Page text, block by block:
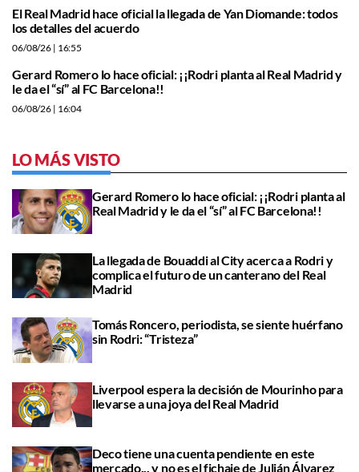
El Real Madrid hace oficial la llegada de Yan Diomande: todos
los detalles del acuerdo
06/08/26 | 16:55
Gerard Romero lo hace oficial: ¡¡Rodri planta al Real Madrid y
le da el “sí” al FC Barcelona!!
06/08/26 | 16:04
LO MÁS VISTO
Gerard Romero lo hace oficial: ¡¡Rodri planta al
Real Madrid y le da el “sí” al FC Barcelona!!
La llegada de Bouaddi al City acerca a Rodri y
complica el futuro de un canterano del Real
Madrid
Tomás Roncero, periodista, se siente huérfano
sin Rodri: “Tristeza”
Liverpool espera la decisión de Mourinho para
llevarse a una joya del Real Madrid
Deco tiene una cuenta pendiente en este
mercado... y no es el fichaje de Julián Álvarez